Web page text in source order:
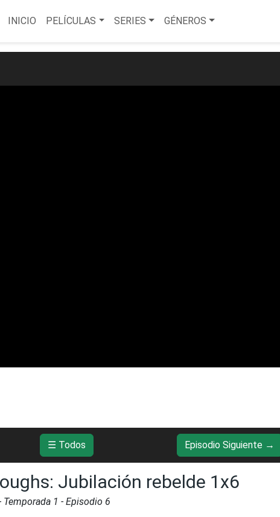
INICIO PELÍCULAS SERIES GÉNEROS
☰ Todos Episodio Siguiente →
Jubilación rebelde 1x6
Temporada 1 - Episodio 6